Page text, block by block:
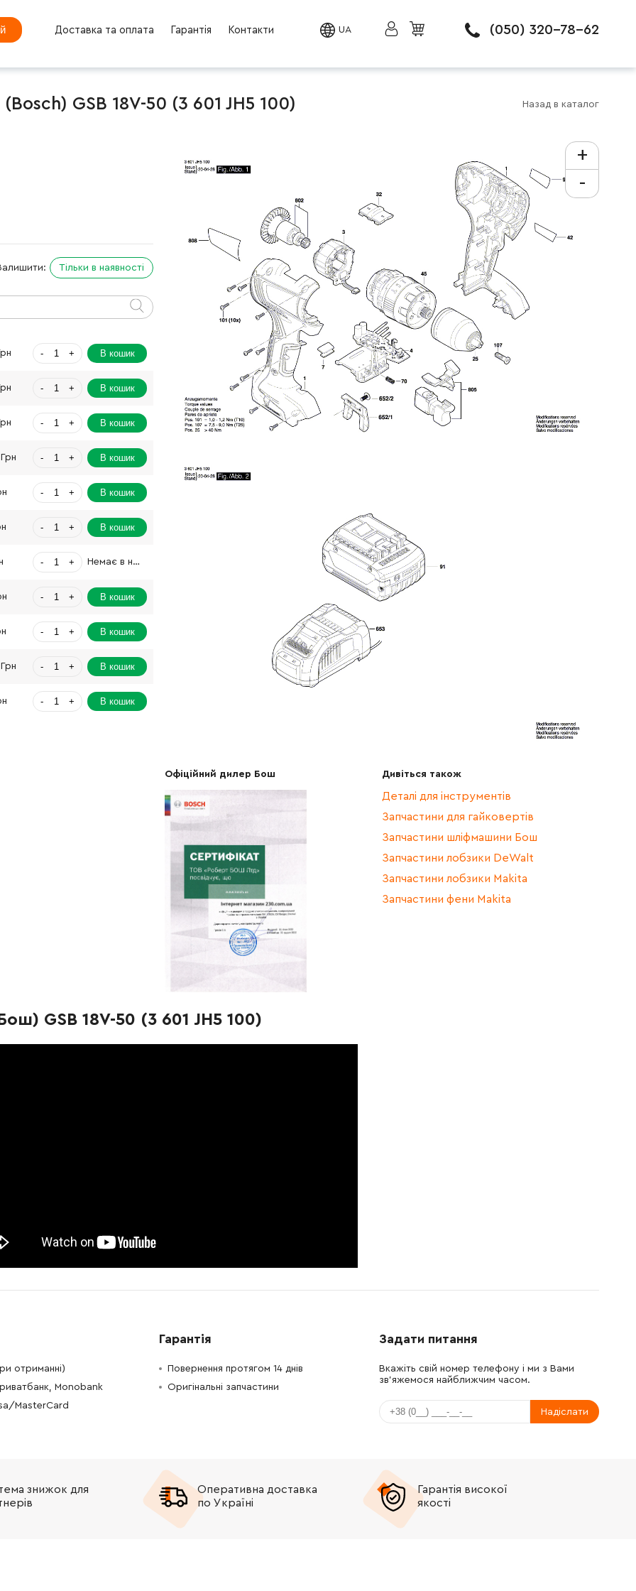
Доставка та оплата Гарантія Контакти UA (050) 320-78-62
GSB 18V-50 (3 601 JH5 100) Назад в каталог
Тільки в наявності
- + В кошик
- + В кошик
- + В кошик
- + В кошик
- + В кошик
- + В кошик
- + Немає в наявності
- + В кошик
- + В кошик
- + В кошик
- + В кошик
+ В кошик
+
-
Офіційний дилер Бош Дивіться також
Деталі для інструментів
Запчастини для гайковертів
Запчастини шліфмашини Бош
Запчастини лобзики DeWalt
Запчастини лобзики Makita
Запчастини фени Makita
GSB 18V-50 (3 601 JH5 100)
отриманні)
Monobank
MasterCard
Гарантія
Повернення протягом 14 днів
Оригінальні запчастини
Задати питання
Вкажіть свій номер телефону і ми з Вами
зв'яжемося найближчим часом.
Надіслати
знижок для
Оперативна доставка
по Україні
Гарантія високої
якості